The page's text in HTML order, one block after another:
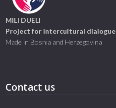
MILI DUELI
Project for intercultural dialogue
Made in Bosnia and Herzegovina
Contact us